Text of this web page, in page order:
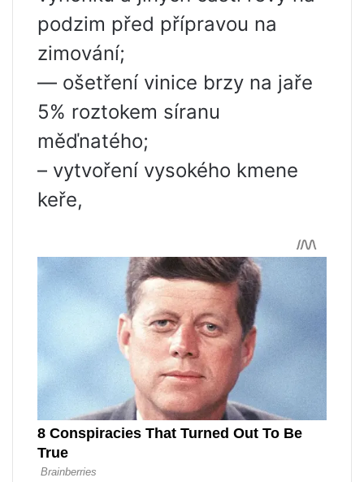
podzim před přípravou na
zimování;
— ošetření vinice brzy na jaře
5% roztokem síranu
měďnatého;
– vytvoření vysokého kmene
keře,